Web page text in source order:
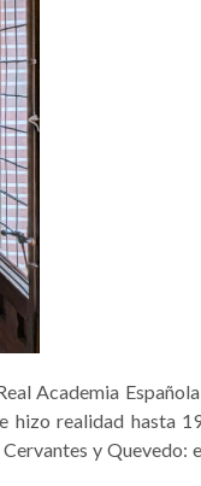
Academia
hizo realidad hasta
y Quevedo: